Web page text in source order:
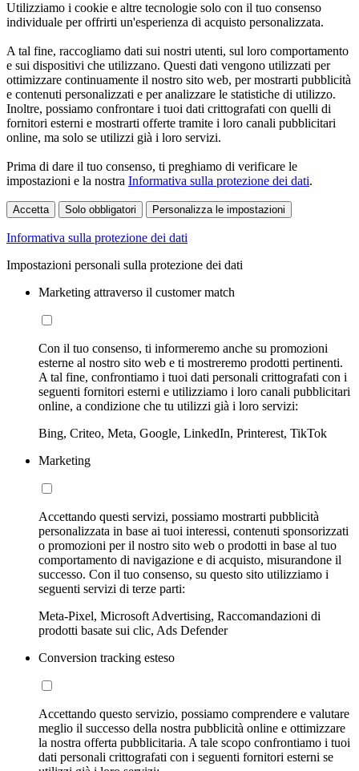
Utilizziamo i cookie e altre tecnologie solo con il tuo consenso
individuale per offrirti un'esperienza di acquisto personalizzata.
A tal fine, raccogliamo dati sui nostri utenti, sul loro comportamento
e sui dispositivi che utilizzano. Questi dati vengono utilizzati per
ottimizzare continuamente il nostro sito web, per mostrarti pubblicità
e contenuti personalizzati e per analizzare le statistiche di utilizzo.
Inoltre, possiamo confrontare i tuoi dati crittografati con quelli di
fornitori esterni e mostrarti offerte tramite i loro canali pubblicitari
online, ma solo se utilizzi già i loro servizi.
Prima di dare il tuo consenso, ti preghiamo di verificare le
impostazioni e la nostra Informativa sulla protezione dei dati.
Accetta Solo obbligatori Personalizza le impostazioni
Informativa sulla protezione dei dati
Impostazioni personali sulla protezione dei dati
Marketing attraverso il customer match
Con il tuo consenso, ti informeremo anche su promozioni
esterne al nostro sito web e ti mostreremo prodotti pertinenti.
A tal fine, confrontiamo i tuoi dati personali crittografati con i
seguenti fornitori esterni e utilizziamo i loro canali pubblicitari
online, a condizione che tu utilizzi già i loro servizi:
Bing, Criteo, Meta, Google, LinkedIn, Printerest, TikTok
Marketing
Accettando questi servizi, possiamo mostrarti pubblicità
personalizzata in base ai tuoi interessi, contenuti sponsorizzati
o promozioni per il nostro sito web o prodotti in base al tuo
comportamento di navigazione e di acquisto, misurandone il
successo. Con il tuo consenso, su questo sito utilizziamo i
seguenti servizi di terze parti:
Meta-Pixel, Microsoft Advertising, Raccomandazioni di
prodotti basate sui clic, Ads Defender
Conversion tracking esteso
Accettando questo servizio, possiamo comprendere e valutare
meglio il successo della nostra pubblicità online e ottimizzare
la nostra offerta pubblicitaria. A tale scopo confrontiamo i tuoi
dati personali crittografati con i seguenti fornitori esterni se